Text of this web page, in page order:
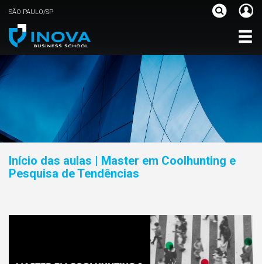
SÃO PAULO/SP
Início das aulas | Master em Coolhunting e
Pesquisa de Tendências